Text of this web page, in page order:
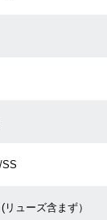
SS
ューズ含まず）